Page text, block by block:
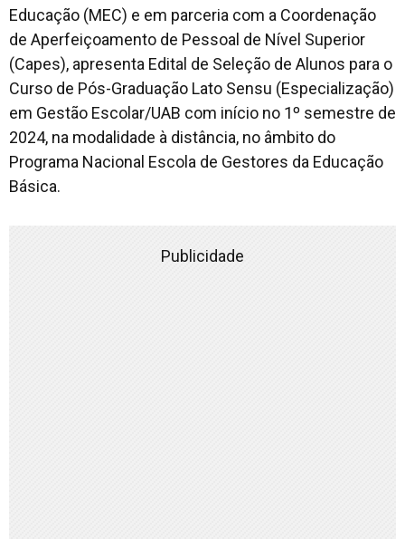
Educação (MEC) e em parceria com a Coordenação
de Aperfeiçoamento de Pessoal de Nível Superior
(Capes), apresenta Edital de Seleção de Alunos para o
Curso de Pós-Graduação Lato Sensu (Especialização)
em Gestão Escolar/UAB com início no 1º semestre de
2024, na modalidade à distância, no âmbito do
Programa Nacional Escola de Gestores da Educação
Básica.
Publicidade